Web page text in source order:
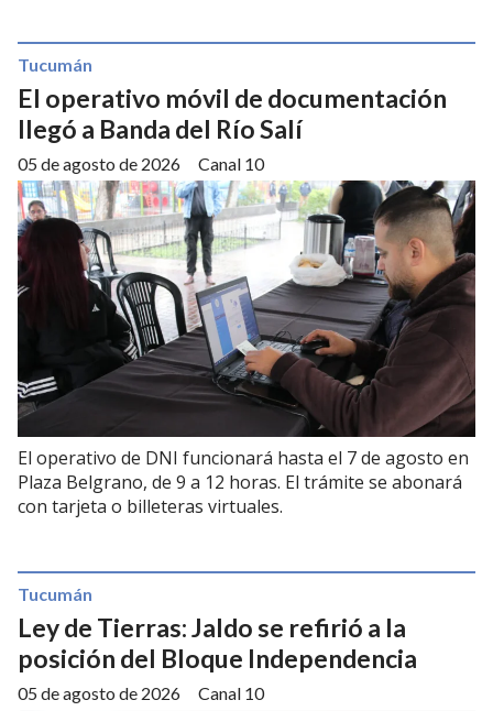
El operativo móvil de documentación
llegó a Banda del Río Salí
Canal 10
Tucumán
05 de agosto de 2026
El operativo de DNI funcionará hasta el 7 de agosto en
Plaza Belgrano, de 9 a 12 horas. El trámite se abonará
con tarjeta o billeteras virtuales.
Ley de Tierras: Jaldo se refirió a la
posición del Bloque Independencia
Canal 10
Tucumán
05 de agosto de 2026